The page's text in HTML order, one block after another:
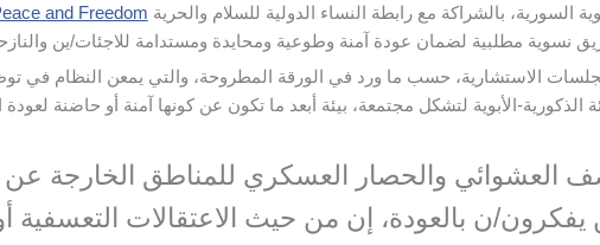
السورية، بالشراكة مع رابطة النساء الدولية للسلام والحرية and Freedom
نسوية مطلبية لضمان عودة آمنة وطوعية ومحايدة ومستدامة للاجئات/ين
الاستشارية، حسب ما ورد في الورقة المطروحة، والتي يمعن النظام في
الذكورية-الأبوية لتشكل مجتمعة، بيئة أبعد ما تكون عن كونها آمنة أو حاضنة
العشوائي والحصار العسكري للمناطق الخارجة
يفكرون/ن بالعودة، إن من حيث الاعتقالات التعسفية